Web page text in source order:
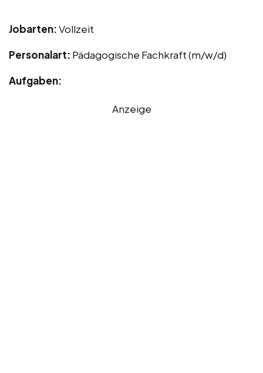
Jobarten:Vollzeit
Personalart: Pädagogische Fachkraft (m/w/d)
Aufgaben:
Anzeige